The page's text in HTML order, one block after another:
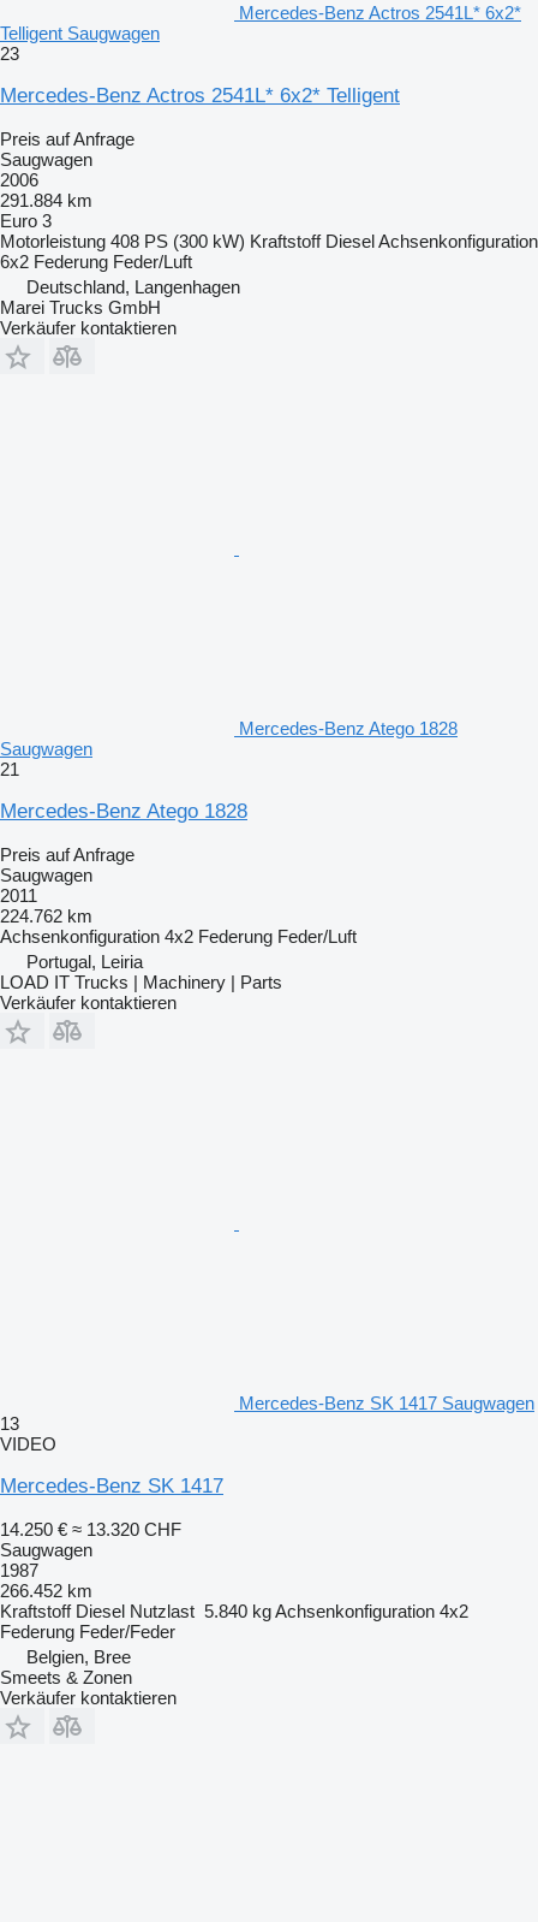
Mercedes-Benz Actros 2541L* 6x2*
Telligent Saugwagen
23
Mercedes-Benz Actros 2541L* 6x2* Telligent
Preis auf Anfrage
Saugwagen
2006
291.884 km
Euro 3
Motorleistung 408 PS (300 kW) Kraftstoff DieselAchsenkonfiguration
6x2 Federung Feder/Luft
Deutschland, Langenhagen
Marei Trucks GmbH
Verkäufer kontaktieren
Mercedes-Benz Atego 1828
Saugwagen
21
Mercedes-Benz Atego 1828
Preis auf Anfrage
Saugwagen
2011
224.762 km
Achsenkonfiguration 4x2 Federung Feder/Luft
Portugal, Leiria
LOAD IT Trucks | Machinery | Parts
Verkäufer kontaktieren
Mercedes-Benz SK 1417 Saugwagen
13
VIDEO
Mercedes-Benz SK 1417
14.250 € ≈ 13.320 CHF
Saugwagen
1987
266.452 km
Kraftstoff Diesel Nutzlast 5.840 kgAchsenkonfiguration 4x2
Federung Feder/Feder
Belgien, Bree
Smeets & Zonen
Verkäufer kontaktieren